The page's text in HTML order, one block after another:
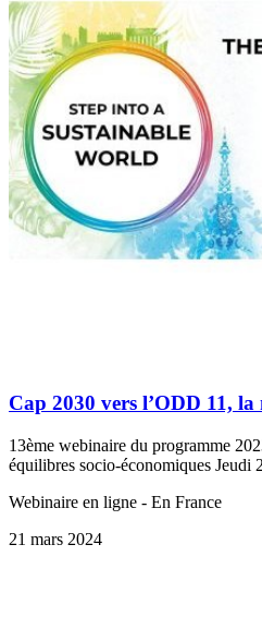
Cap 2030 vers l’ODD 11,
13ème webinaire du programme
équilibres socio-économiques Jeudi
Webinaire en ligne - En France
21 mars 2024